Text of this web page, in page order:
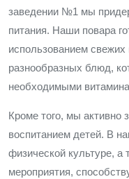
заведении №1 мы
питания. Наши повара
использованием
разнообразных блюд,
необходимыми
Кроме того, мы активно
воспитанием детей. В
физической культуре, а
мероприятия,